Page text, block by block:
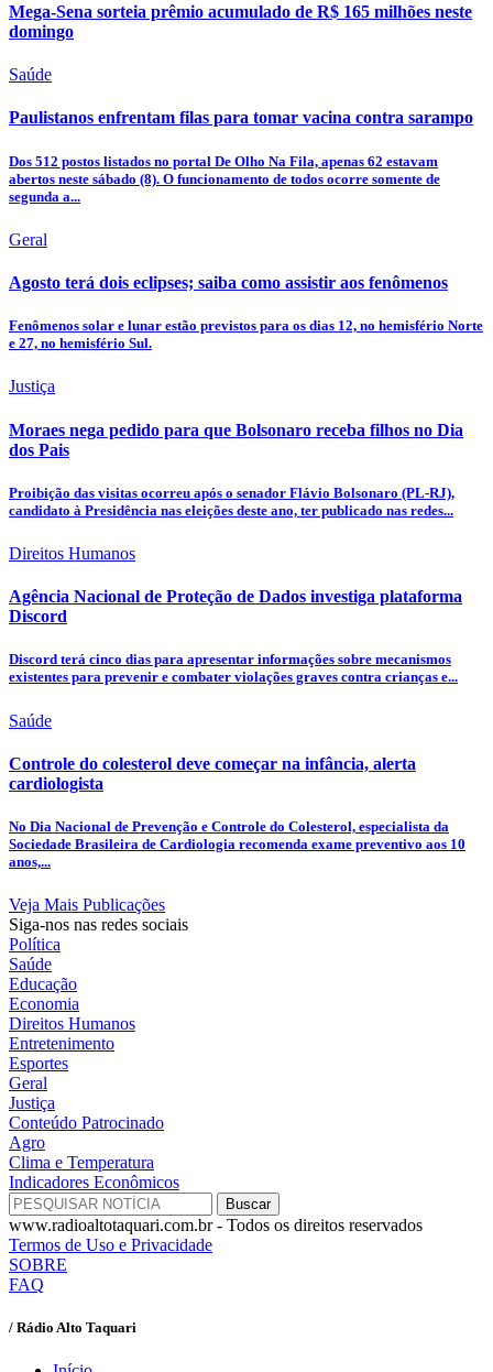
Mega-Sena sorteia prêmio acumulado de R$ 165 milhões neste
domingo
Saúde
Paulistanos enfrentam filas para tomar vacina contra sarampo
Dos 512 postos listados no portal De Olho Na Fila, apenas 62 estavam
abertos neste sábado (8). O funcionamento de todos ocorre somente de
segunda a...
Geral
Agosto terá dois eclipses; saiba como assistir aos fenômenos
Fenômenos solar e lunar estão previstos para os dias 12, no hemisfério Norte
e 27, no hemisfério Sul.
Justiça
Moraes nega pedido para que Bolsonaro receba filhos no Dia
dos Pais
Proibição das visitas ocorreu após o senador Flávio Bolsonaro (PL-RJ),
candidato à Presidência nas eleições deste ano, ter publicado nas redes...
Direitos Humanos
Agência Nacional de Proteção de Dados investiga plataforma
Discord
Discord terá cinco dias para apresentar informações sobre mecanismos
existentes para prevenir e combater violações graves contra crianças e...
Saúde
Controle do colesterol deve começar na infância, alerta
cardiologista
No Dia Nacional de Prevenção e Controle do Colesterol, especialista da
Sociedade Brasileira de Cardiologia recomenda exame preventivo aos 10
anos,...
Veja Mais Publicações
Siga-nos nas redes sociais
Política
Saúde
Educação
Economia
Direitos Humanos
Entretenimento
Esportes
Geral
Justiça
Conteúdo Patrocinado
Agro
Clima e Temperatura
Indicadores Econômicos
www.radioaltotaquari.com.br - Todos os direitos reservados
Termos de Uso e Privacidade
SOBRE
FAQ
/ Rádio Alto Taquari